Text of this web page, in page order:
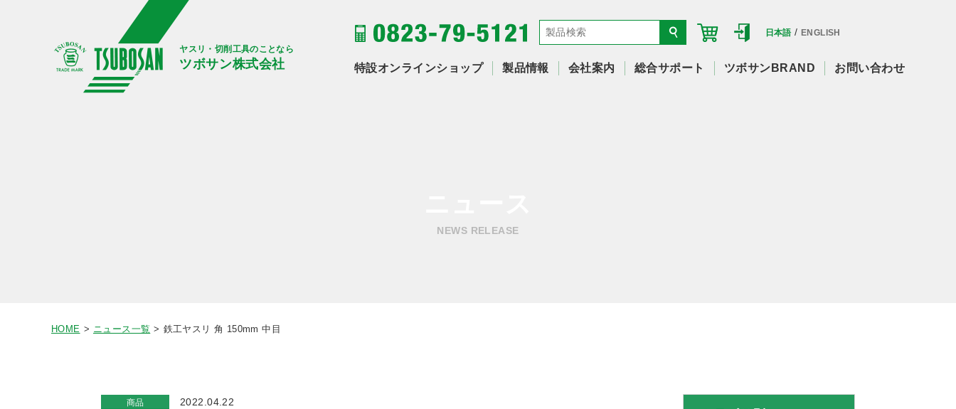
ヤスリ・切削工具のことなら
ツボサン株式会社
日本語/ENGLISH
特設オンラインショップ 製品情報 会社案内 総合サポート ツボサンBRAND お問い合わせ
NEWS RELEASE
HOME ニュース一覧 鉄工ヤスリ 角 150mm 中目
商品 2022.04.22